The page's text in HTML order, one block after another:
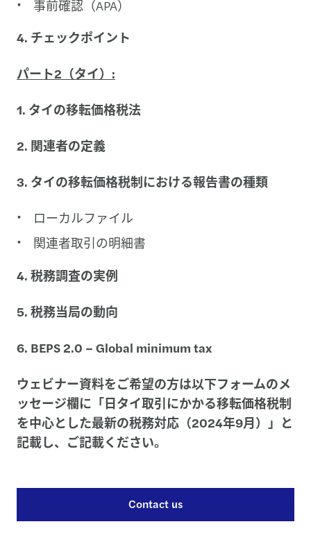
事前確認（APA）
4. チェックポイント
パート2（タイ）:
1. タイの移転価格税法
2. 関連者の定義
3. タイの移転価格税制における報告書の種類
ローカルファイル
関連者取引の明細書
4. 税務調査の実例
5. 税務当局の動向
6. BEPS 2.0 – Global minimum tax
ウェビナー資料をご希望の方は以下フォームのメ
ッセージ欄に「日タイ取引にかかる移転価格税制
を中心とした最新の税務対応（2024年9月）」と
記載し、ご記載ください。
Contact us